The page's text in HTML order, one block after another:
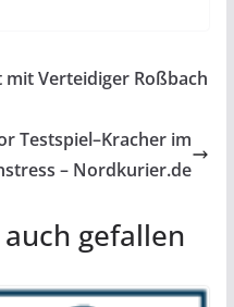
Verteidiger Roßbach
Testspiel–Kracher im
– Nordkurier.de
gefallen